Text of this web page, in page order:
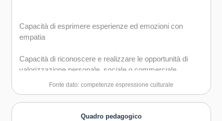
Capacità di esprimere esperienze ed emozioni con
empatia
Capacità di riconoscere e realizzare le opportunità di
valorizzazione personale, sociale o commerciale
mediante le arti e le altre forme culturali
Fonte dato: competenze espressione culturale
Quadro pedagogico